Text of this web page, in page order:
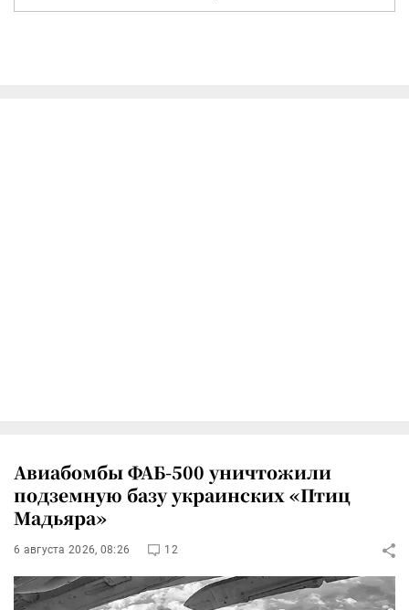
Авиабомбы ФАБ-500 уничтожили
подземную базу украинских «Птиц
Мадьяра»
6 августа 2026, 08:26 12